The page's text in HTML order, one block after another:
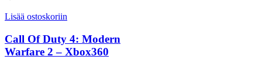
Lisää ostoskoriin
Call Of Duty 4: Modern
Warfare 2 – Xbox360